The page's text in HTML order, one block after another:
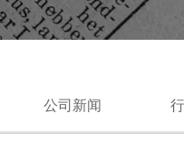
公司新闻